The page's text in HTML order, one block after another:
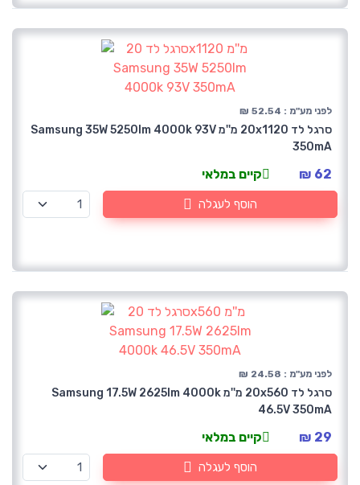
לפני מע"מ : 52.54 ₪
סרגל לד 20x1120 מ''מ Samsung 35W 5250lm 4000k 93V
350mA
62 ₪ קיים במלאי
הוסף לעגלה
לפני מע"מ : 24.58 ₪
סרגל לד 20x560 מ''מ Samsung 17.5W 2625lm 4000k
46.5V 350mA
29 ₪ קיים במלאי
הוסף לעגלה